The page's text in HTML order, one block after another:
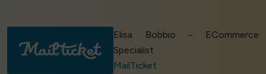
Elisa Bobbio - ECommerce
Specialist
MailTicket